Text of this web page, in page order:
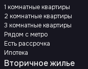
1 комнатные квартиры
2 комнатные квартиры
3 комнатные квартиры
Рядом с метро
Есть рассрочка
Ипотека
Вторичное жилье